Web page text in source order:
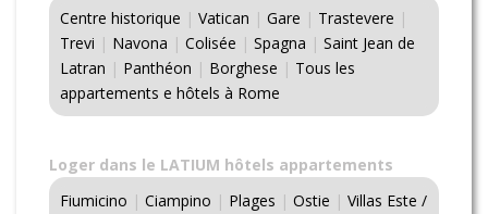
Centre historique | Vatican | Gare | Trastevere |
Trevi | Navona | Colisée | Spagna | Saint Jean de
Latran | Panthéon | Borghese | Tous les
appartements e hôtels à Rome
Loger dans le LATIUM hôtels appartements
Fiumicino | Ciampino | Plages | Ostie | Villas Este /